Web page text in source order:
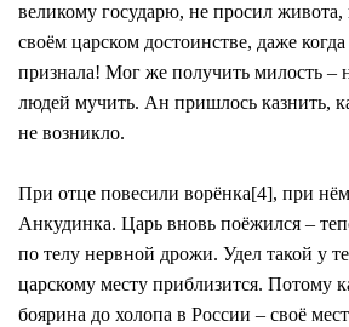
великому государю, не просил живота,
своём царском достоинстве, даже
признала! Мог же получить милость –
людей мучить. Ан пришлось казнить,
не возникло.
При отце повесили ворёнка[4], при
Анкудинка. Царь вновь поёжился –
по телу нервной дрожи. Удел такой у
царскому месту приблизится. Потому
боярина до холопа в России – своё